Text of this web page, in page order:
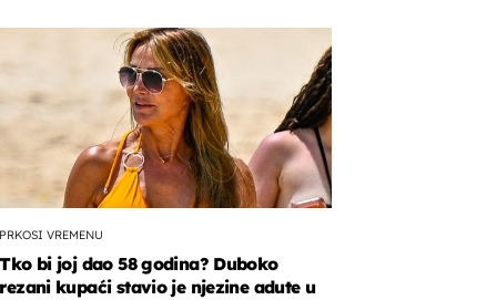
PRKOSI VREMENU
Tko bi joj dao 58 godina? Duboko
rezani kupaći stavio je njezine adute u